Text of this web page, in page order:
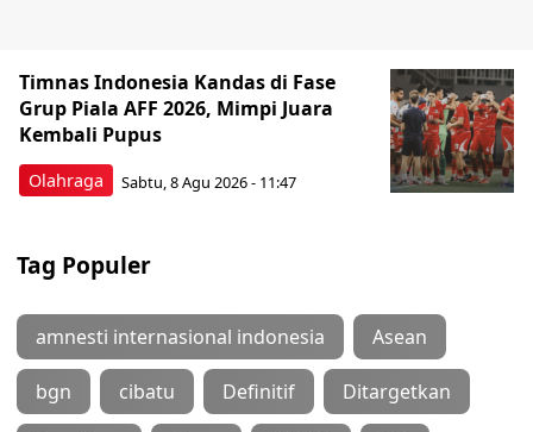
Olahraga
Timnas Indonesia Kandas di Fase
Grup Piala AFF 2026, Mimpi Juara
Kembali Pupus
Sabtu, 8 Agu 2026 - 11:47
Tag Populer
amnesti internasional indonesia Asean
bgn cibatu Definitif Ditargetkan